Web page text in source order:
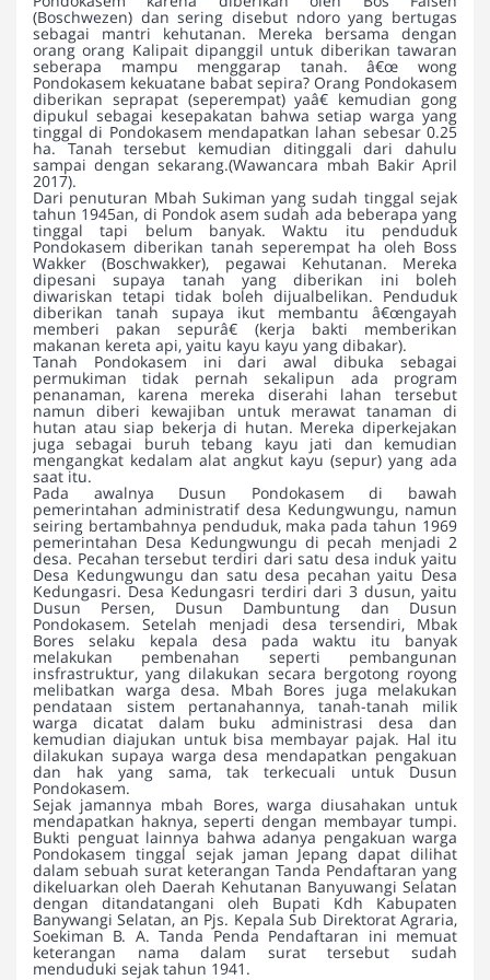
(Boschwezen) dan sering disebut ndoro yang bertugas
sebagai mantri kehutanan. Mereka bersama dengan
orang orang Kalipait dipanggil untuk diberikan tawaran
seberapa mampu menggarap tanah. â€œ wong
Pondokasem kekuatane babat sepira? Orang Pondokasem
diberikan seprapat (seperempat) yaâ€ kemudian gong
dipukul sebagai kesepakatan bahwa setiap warga yang
tinggal di Pondokasem mendapatkan lahan sebesar 0.25
ha. Tanah tersebut kemudian ditinggali dari dahulu
sampai dengan sekarang.(Wawancara mbah Bakir April
2017).
Dari penuturan Mbah Sukiman yang sudah tinggal sejak
tahun 1945an, di Pondok asem sudah ada beberapa yang
tinggal tapi belum banyak. Waktu itu penduduk
Pondokasem diberikan tanah seperempat ha oleh Boss
Wakker (Boschwakker), pegawai Kehutanan. Mereka
dipesani supaya tanah yang diberikan ini boleh
diwariskan tetapi tidak boleh dijualbelikan. Penduduk
diberikan tanah supaya ikut membantu â€œngayah
memberi pakan sepurâ€ (kerja bakti memberikan
makanan kereta api, yaitu kayu kayu yang dibakar).
Tanah Pondokasem ini dari awal dibuka sebagai
permukiman tidak pernah sekalipun ada program
penanaman, karena mereka diserahi lahan tersebut
namun diberi kewajiban untuk merawat tanaman di
hutan atau siap bekerja di hutan. Mereka diperkejakan
juga sebagai buruh tebang kayu jati dan kemudian
mengangkat kedalam alat angkut kayu (sepur) yang ada
saat itu.
Pada awalnya Dusun Pondokasem di bawah
pemerintahan administratif desa Kedungwungu, namun
seiring bertambahnya penduduk, maka pada tahun 1969
pemerintahan Desa Kedungwungu di pecah menjadi 2
desa. Pecahan tersebut terdiri dari satu desa induk yaitu
Desa Kedungwungu dan satu desa pecahan yaitu Desa
Kedungasri. Desa Kedungasri terdiri dari 3 dusun, yaitu
Dusun Persen, Dusun Dambuntung dan Dusun
Pondokasem. Setelah menjadi desa tersendiri, Mbak
Bores selaku kepala desa pada waktu itu banyak
melakukan pembenahan seperti pembangunan
insfrastruktur, yang dilakukan secara bergotong royong
melibatkan warga desa. Mbah Bores juga melakukan
pendataan sistem pertanahannya, tanah-tanah milik
warga dicatat dalam buku administrasi desa dan
kemudian diajukan untuk bisa membayar pajak. Hal itu
dilakukan supaya warga desa mendapatkan pengakuan
dan hak yang sama, tak terkecuali untuk Dusun
Pondokasem.
Sejak jamannya mbah Bores, warga diusahakan untuk
mendapatkan haknya, seperti dengan membayar tumpi.
Bukti penguat lainnya bahwa adanya pengakuan warga
Pondokasem tinggal sejak jaman Jepang dapat dilihat
dalam sebuah surat keterangan Tanda Pendaftaran yang
dikeluarkan oleh Daerah Kehutanan Banyuwangi Selatan
dengan ditandatangani oleh Bupati Kdh Kabupaten
Banywangi Selatan, an Pjs. Kepala Sub Direktorat Agraria,
Soekiman B. A. Tanda Penda Pendaftaran ini memuat
keterangan nama dalam surat tersebut sudah
menduduki sejak tahun 1941.